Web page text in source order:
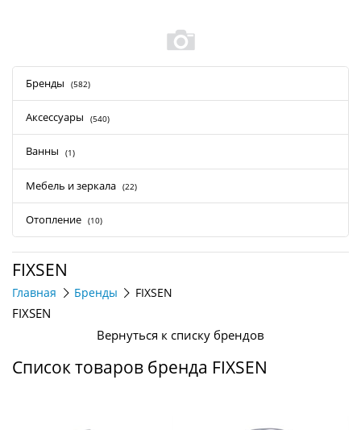
Бренды (582)
Аксессуары (540)
Ванны (1)
Мебель и зеркала (22)
Отопление (10)
FIXSEN
Главная Бренды FIXSEN
FIXSEN
Вернуться к списку брендов
Список товаров бренда FIXSEN